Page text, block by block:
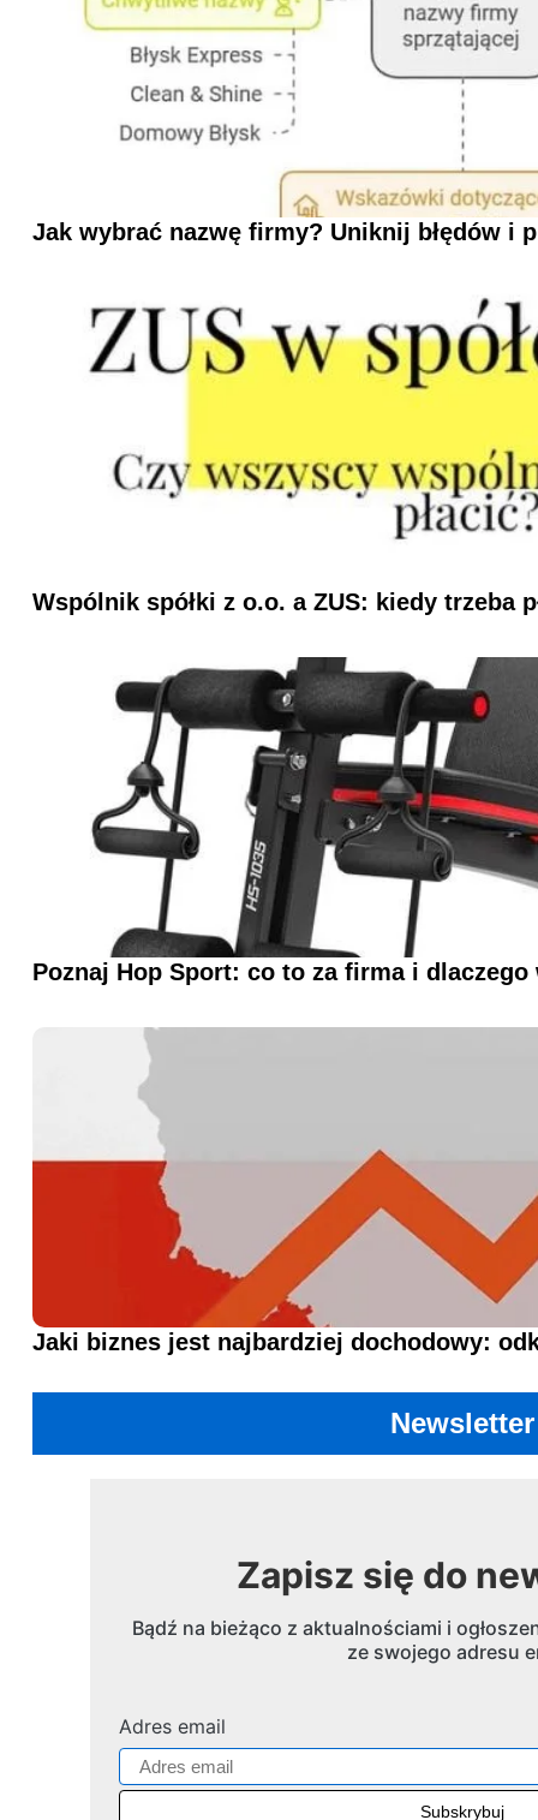
Jak wybrać nazwę firmy? Uniknij błędów i
Wspólnik spółki z o.o. a ZUS: kiedy trzeba
Poznaj Hop Sport: co to za firma i
Jaki biznes jest najbardziej dochodowy:
Newsletter
Zapisz się do
Bądź na bieżąco z aktualnościami i
ze swojego adresu
Adres email